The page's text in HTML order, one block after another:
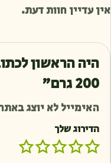
אין עדיין חוות דעת.
היה הראשון
200 גרם”
האימייל לא יוצג
הדירוג שלך